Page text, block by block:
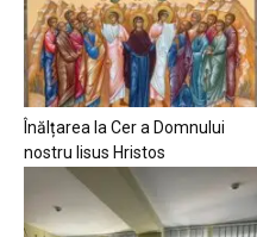
Înălțarea la Cer a Domnului
nostru Iisus Hristos